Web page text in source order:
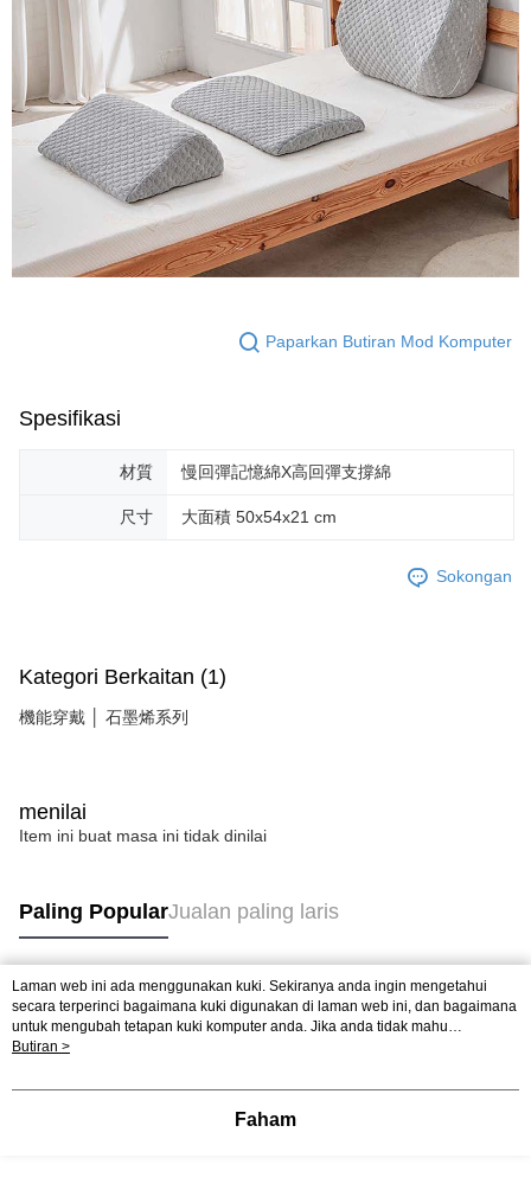
Paparkan Butiran Mod Komputer
Spesifikasi
材質 慢回彈記憶綿X高回彈支撐綿
尺寸 大面積 50x54x21 cm
Sokongan
Kategori Berkaitan (1)
機能穿戴 │ 石墨烯系列
menilai
Item ini buat masa ini tidak dinilai
Paling PopularJualan paling laris
Tag Popular
Laman web ini ada menggunakan kuki. Sekiranya anda ingin mengetahui
secara terperinci bagaimana kuki digunakan di laman web ini, dan bagaimana
untuk mengubah tetapan kuki komputer anda. Jika anda tidak mahu
menggunakan kuki di komputer anda, sila rujuk penerangan mengenai kuki.
mengetahui secara terperinci bagaimana kuki digunakan di laman web ini,
mahu menggunakan kuki di komputer anda, sila rujuk penerangan mengenai
Butiran >
Faham